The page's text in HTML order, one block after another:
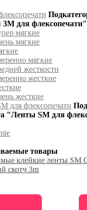
для флексопечати"
мягкие
мягкие
мягкие
жесткости
жесткие
жесткие
для флексопечати
"Ленты SM для
товары
клейкие ленты SM
скотч 3m